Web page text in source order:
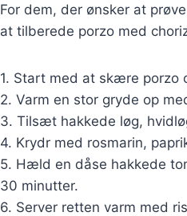
For dem, der ønsker at
at tilberede porzo med
1. Start med at skære porzo
2. Varm en stor gryde op
3. Tilsæt hakkede løg,
4. Krydr med rosmarin,
5. Hæld en dåse hakkede
30 minutter.
6. Server retten varm med